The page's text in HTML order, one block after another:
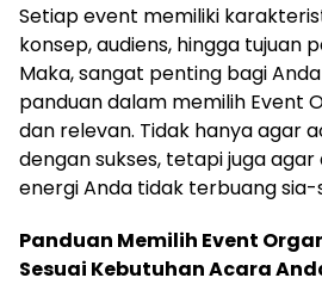
Setiap event memiliki
konsep, audiens, hingga tujuan
Maka, sangat penting bagi
panduan dalam memilih Event
dan relevan. Tidak hanya agar
dengan sukses, tetapi juga
energi Anda tidak terbuang sia-
Panduan Memilih Event
Sesuai Kebutuhan Acara